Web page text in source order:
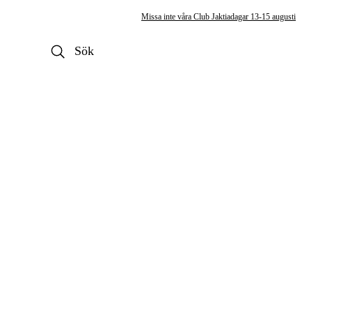
Missa inte våra Club Jaktiadagar 13-15 augusti